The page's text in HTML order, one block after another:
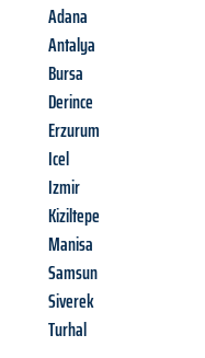
Adana
Antalya
Bursa
Derince
Erzurum
Icel
Izmir
Kiziltepe
Manisa
Samsun
Siverek
Turhal